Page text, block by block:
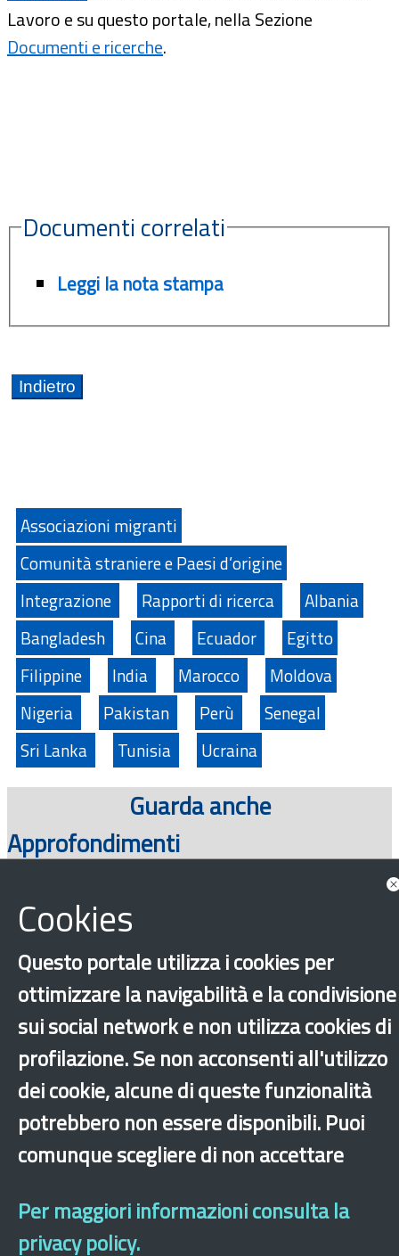
Lavoro e su questo portale, nella Sezione
Documenti e ricerche.
Documenti correlati
Leggi la nota stampa
Associazioni migranti
Comunità straniere e Paesi d’origine
Integrazione
Rapporti di ricerca
Albania
Bangladesh
Cina Ecuador
Egitto
Filippine
India Marocco
Moldova
Nigeria
Pakistan Perù
Senegal
Sri Lanka
Tunisia Ucraina
Guarda anche
Approfondimenti
×
Cookies
Questo portale utilizza i cookies per
ottimizzare la navigabilità e la condivisione
sui social network e non utilizza cookies di
profilazione. Se non acconsenti all'utilizzo
dei cookie, alcune di queste funzionalità
potrebbero non essere disponibili. Puoi
comunque scegliere di non accettare
Per maggiori informazioni consulta la
privacy policy.
Dichiarazione di accessibilità Mappa del sito Legal & Privacy
Contatti
Sito archeologico